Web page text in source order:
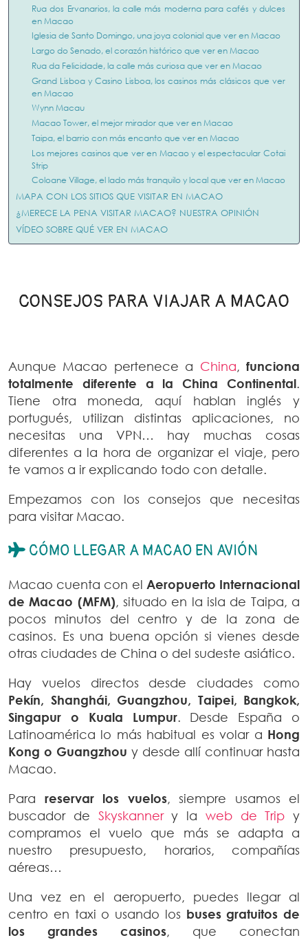
Rua dos Ervanarios, la calle más moderna para cafés y dulces
en Macao
Iglesia de Santo Domingo, una joya colonial que ver en Macao
Largo do Senado, el corazón histórico que ver en Macao
Rua da Felicidade, la calle más curiosa que ver en Macao
Grand Lisboa y Casino Lisboa, los casinos más clásicos que ver
en Macao
Wynn Macau
Macao Tower, el mejor mirador que ver en Macao
Taipa, el barrio con más encanto que ver en Macao
Los mejores casinos que ver en Macao y el espectacular Cotai
Strip
Coloane Village, el lado más tranquilo y local que ver en Macao
MAPA CON LOS SITIOS QUE VISITAR EN MACAO
¿MERECE LA PENA VISITAR MACAO? NUESTRA OPINIÓN
VÍDEO SOBRE QUÉ VER EN MACAO
CONSEJOS PARA VIAJAR A MACAO
Aunque Macao pertenece a China, funciona
totalmente diferente a la China Continental.
Tiene otra moneda, aquí hablan inglés y
portugués, utilizan distintas aplicaciones, no
necesitas una VPN… hay muchas cosas
diferentes a la hora de organizar el viaje, pero
te vamos a ir explicando todo con detalle.
Empezamos con los consejos que necesitas
para visitar Macao.
CÓMO LLEGAR A MACAO EN AVIÓN
Macao cuenta con el Aeropuerto Internacional
de Macao (MFM), situado en la isla de Taipa, a
pocos minutos del centro y de la zona de
casinos. Es una buena opción si vienes desde
otras ciudades de China o del sudeste asiático.
Hay vuelos directos desde ciudades como
Pekín, Shanghái, Guangzhou, Taipei, Bangkok,
Singapur o Kuala Lumpur. Desde España o
Latinoamérica lo más habitual es volar a Hong
Kong o Guangzhou y desde allí continuar hasta
Macao.
Para reservar los vuelos, siempre usamos el
buscador de Skyskannery la web de Trip y
compramos el vuelo que más se adapta a
nuestro presupuesto, horarios, compañías
aéreas…
Una vez en el aeropuerto, puedes llegar al
centro en taxi o usando los buses gratuitos de
los grandes casinos, que conectan